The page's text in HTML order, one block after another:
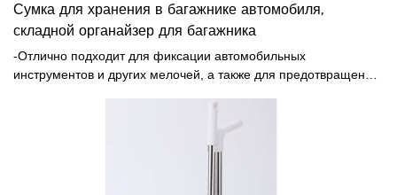
Сумка для хранения в багажнике автомобиля,
складной органайзер для багажника
-Отлично подходит для фиксации автомобильных
инструментов и других мелочей, а также для предотвращения
катание бутылок, зоотоваров, инструментов, аварийного
оборудования в багажнике. Размер универсальный, подходит
для всех моделей автомобилей. -Высококачественная
складная коробка, в сложенном виде экономит место. Можно
использовать в машине, дома и на улице.